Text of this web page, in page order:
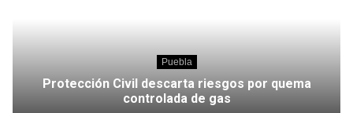
Puebla
Protección Civil descarta riesgos por quema
controlada de gas